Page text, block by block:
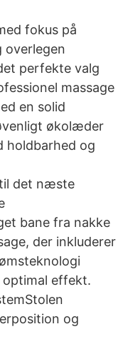
fokus på
overlegen
perfekte valg
massage
en solid
økolæder
holdbarhed og
til det næste
bane fra nakke
der inkluderer
effekt.
og